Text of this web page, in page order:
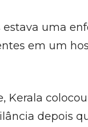
estava uma
em um
Kerala
depois